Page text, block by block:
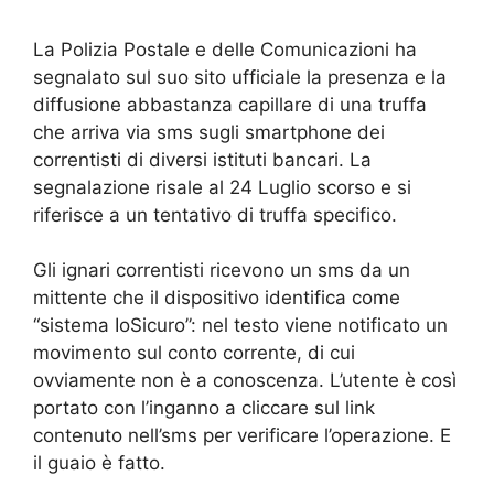
La Polizia Postale e delle Comunicazioni ha
segnalato sul suo sito ufficiale la presenza e la
diffusione abbastanza capillare di una truffa
che arriva via sms sugli smartphone dei
correntisti di diversi istituti bancari. La
segnalazione risale al 24 Luglio scorso e si
riferisce a un tentativo di truffa specifico.
Gli ignari correntisti ricevono un sms da un
mittente che il dispositivo identifica come
“sistema IoSicuro”: nel testo viene notificato un
movimento sul conto corrente, di cui
ovviamente non è a conoscenza. L’utente è così
portato con l’inganno a cliccare sul link
contenuto nell’sms per verificare l’operazione. E
il guaio è fatto.